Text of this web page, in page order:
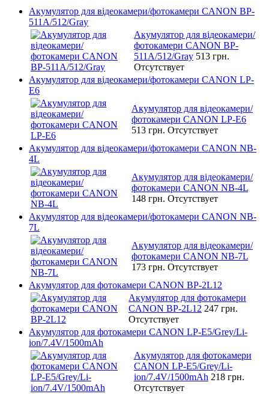
Акумулятор для відеокамери/фотокамери CANON BP-
511A/512/Gray
Акумулятор для відеокамери/
фотокамери CANON BP-
511A/512/Gray 513 грн.
Отсутствует
Акумулятор для відеокамери/фотокамери CANON LP-
E6
Акумулятор для відеокамери/
фотокамери CANON LP-E6
513 грн. Отсутствует
Акумулятор для відеокамери/фотокамери CANON NB-
4L
Акумулятор для відеокамери/
фотокамери CANON NB-4L
148 грн. Отсутствует
Акумулятор для відеокамери/фотокамери CANON NB-
7L
Акумулятор для відеокамери/
фотокамери CANON NB-7L
173 грн. Отсутствует
Акумулятор для фотокамери CANON BP-2L12
Акумулятор для фотокамери
CANON BP-2L12 247 грн.
Отсутствует
Акумулятор для фотокамери CANON LP-E5/Grey/Li-
ion/7.4V/1500mAh
Акумулятор для фотокамери
CANON LP-E5/Grey/Li-
ion/7.4V/1500mAh 218 грн.
Отсутствует